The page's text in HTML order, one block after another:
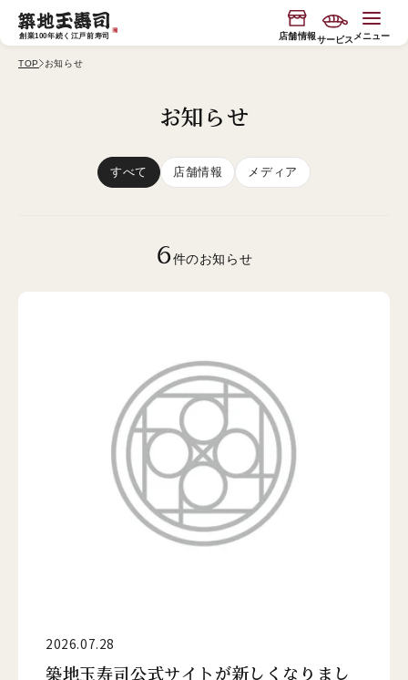
ンツに
進む
創業100年続く江戸前寿司 店舗情報サービス メニュー
寿司握り体験
"専属板前付き"おもてなしコース
テイクアウト 取扱い店
EN
玉寿司のブランド
EN
店舗情報・ご予約
TOP お知らせ
お知らせ
すべて 店舗情報 メディア
6件のお知らせ
2026.07.28
築地玉寿司公式サイトが新しくなりまし